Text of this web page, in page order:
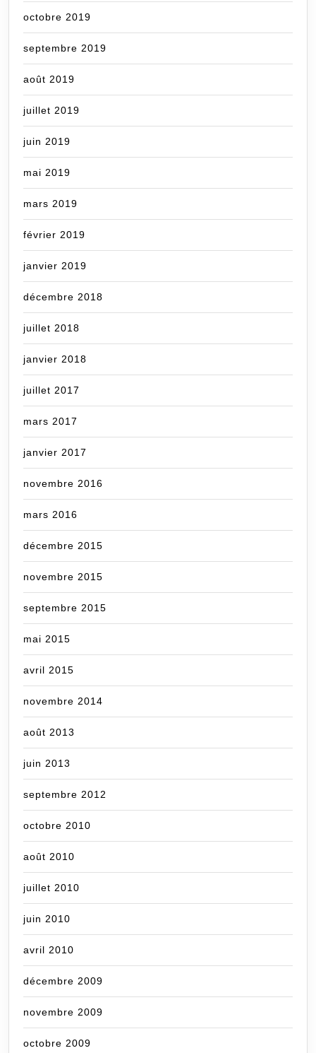
octobre 2019
septembre 2019
août 2019
juillet 2019
juin 2019
mai 2019
mars 2019
février 2019
janvier 2019
décembre 2018
juillet 2018
janvier 2018
juillet 2017
mars 2017
janvier 2017
novembre 2016
mars 2016
décembre 2015
novembre 2015
septembre 2015
mai 2015
avril 2015
novembre 2014
août 2013
juin 2013
septembre 2012
octobre 2010
août 2010
juillet 2010
juin 2010
avril 2010
décembre 2009
novembre 2009
octobre 2009